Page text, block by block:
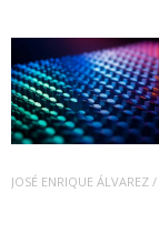
JOSÉ ENRIQUE ÁLVAREZ /